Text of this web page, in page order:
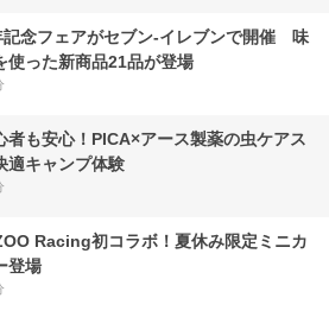
記念フェアがセブン-イレブンで開催 味
使った新商品21品が登場
者も安心！PICA×アース製薬の虫ケアス
適キャンプ体験
Racing初コラボ！夏休み限定ミニカ
登場